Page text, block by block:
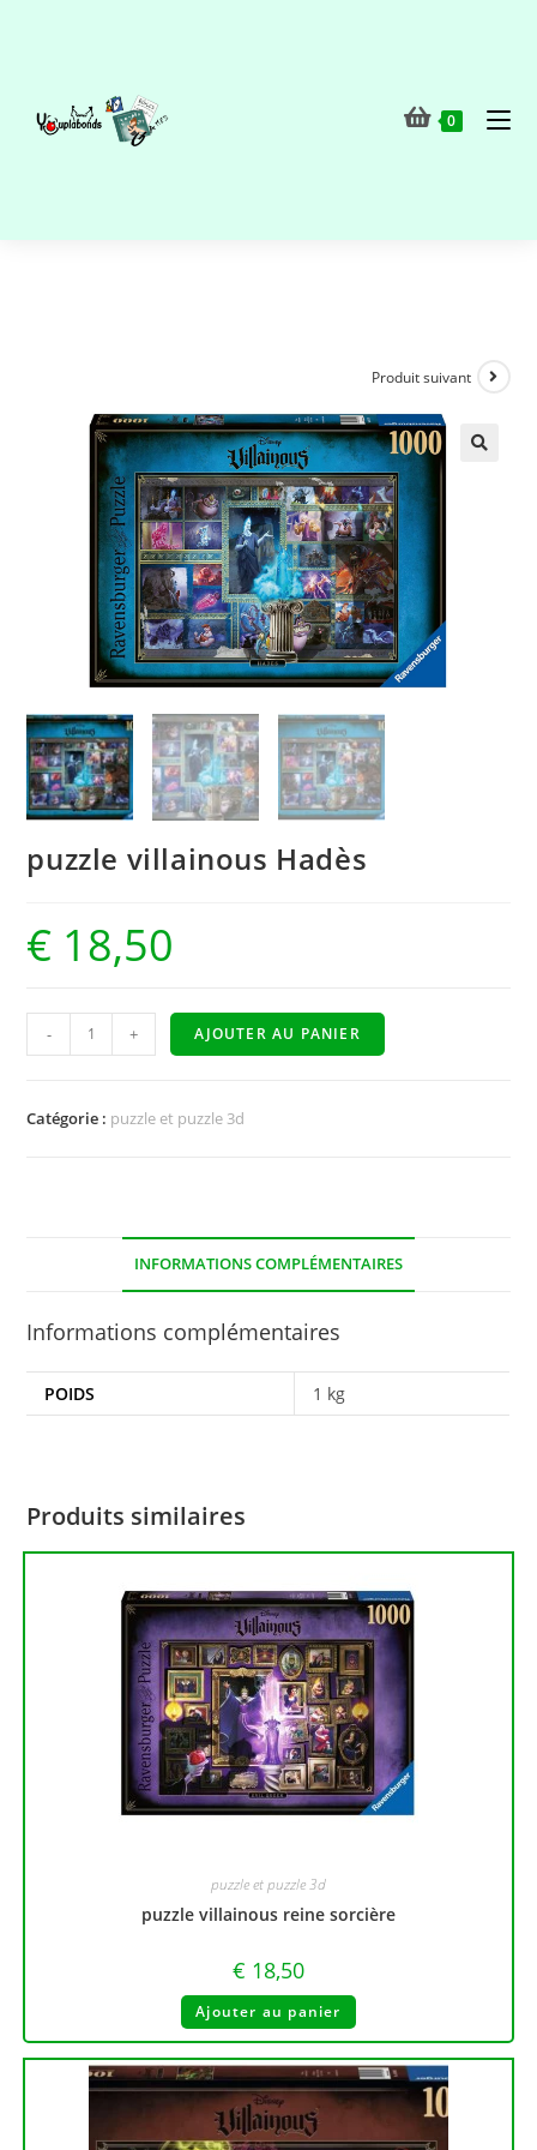
0
Produit suivant
puzzle villainous Hadès
€ 18,50
- + AJOUTER AU PANIER
Catégorie : puzzle et puzzle 3d
INFORMATIONS COMPLÉMENTAIRES
Informations complémentaires
POIDS 1 kg
Produits similaires
puzzle et puzzle 3d
puzzle villainous reine sorcière
€ 18,50
Ajouter au panier